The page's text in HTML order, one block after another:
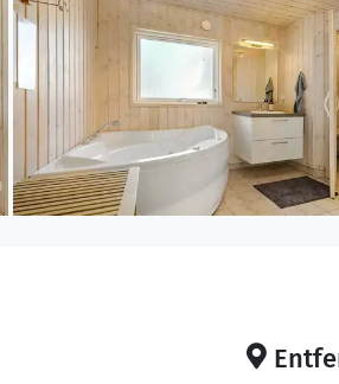
ungefähr 10 Minuten
Besuchen Sie
in dem Sich sicherlich nicht
Länder das Ja-Wort geben. Im
bei denen Sie sich mit
Im Hafen befindet sich
für moderne Glaskunst. Binnen
sind mit einer Fahrzeit